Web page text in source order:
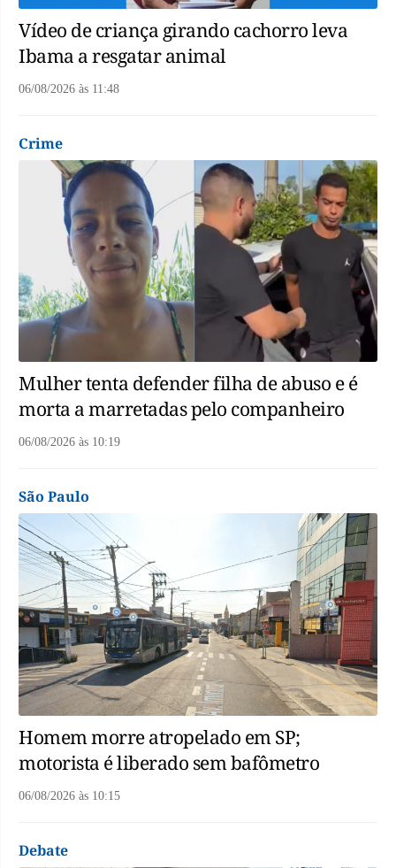
Vídeo de criança girando cachorro leva
Ibama a resgatar animal
06/08/2026 às 11:48
Crime
Mulher tenta defender filha de abuso e é
morta a marretadas pelo companheiro
06/08/2026 às 10:19
São Paulo
Homem morre atropelado em SP;
motorista é liberado sem bafômetro
06/08/2026 às 10:15
Debate